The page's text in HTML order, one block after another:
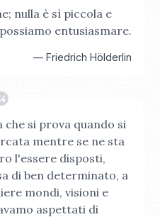
nulla è sì piccola e
entusiasmare.
— Friedrich Hölderlin
che si prova quando si
mentre se ne sta
l'essere disposti,
di ben determinato, a
mondi, visioni e
aspettati di